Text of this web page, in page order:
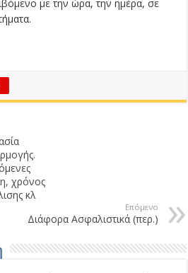
με την ώρα, την ημέρα, σε
χρόνος
κλ
Επόμενο
Διάφορα Ασφαλιστικά (περ.)